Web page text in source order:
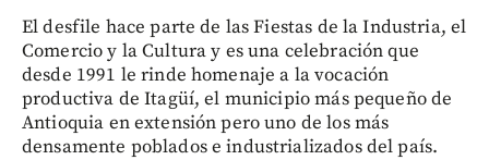
El desfile hace parte de las Fiestas de la Industria, el
Comercio y la Cultura y es una celebración que
desde 1991 le rinde homenaje a la vocación
productiva de Itagüí, el municipio más pequeño de
Antioquia en extensión pero uno de los más
densamente poblados e industrializados del país.